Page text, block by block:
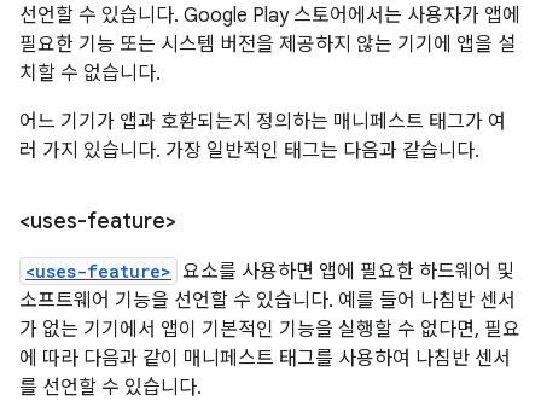
선언할 수 있습니다. Google Play 스토어에서는 사용자가 앱에
필요한 기능 또는 시스템 버전을 제공하지 않는 기기에 앱을 설
치할 수 없습니다.
어느 기기가 앱과 호환되는지 정의하는 매니페스트 태그가 여
러 가지 있습니다. 가장 일반적인 태그는 다음과 같습니다.
<uses-feature>
<uses-feature> 요소를 사용하면 앱에 필요한 하드웨어 및
소프트웨어 기능을 선언할 수 있습니다. 예를 들어 나침반 센서
가 없는 기기에서 앱이 기본적인 기능을 실행할 수 없다면, 필요
에 따라 다음과 같이 매니페스트 태그를 사용하여 나침반 센서
를 선언할 수 있습니다.